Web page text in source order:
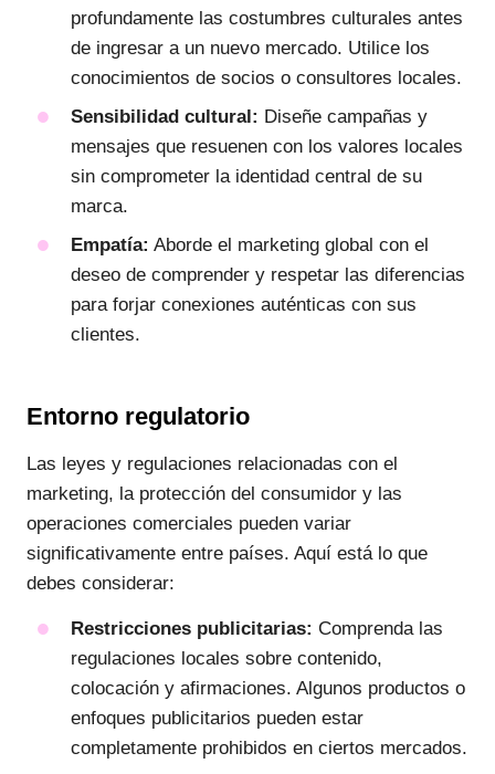
profundamente las costumbres culturales antes
de ingresar a un nuevo mercado. Utilice los
conocimientos de socios o consultores locales.
Sensibilidad cultural: Diseñe campañas y
mensajes que resuenen con los valores locales
sin comprometer la identidad central de su
marca.
Empatía: Aborde el marketing global con el
deseo de comprender y respetar las diferencias
para forjar conexiones auténticas con sus
clientes.
Entorno regulatorio
Las leyes y regulaciones relacionadas con el
marketing, la protección del consumidor y las
operaciones comerciales pueden variar
significativamente entre países. Aquí está lo que
debes considerar:
Restricciones publicitarias: Comprenda las
regulaciones locales sobre contenido,
colocación y afirmaciones. Algunos productos o
enfoques publicitarios pueden estar
completamente prohibidos en ciertos mercados.